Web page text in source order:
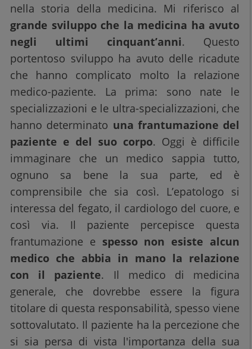
nella storia della medicina. Mi riferisco al
grande sviluppo che la medicina ha avuto
negli ultimi cinquant’anni. Questo
portentoso sviluppo ha avuto delle ricadute
che hanno complicato molto la relazione
medico-paziente. La prima: sono nate le
specializzazioni e le ultra-specializzazioni, che
hanno determinato una frantumazione del
paziente e del suo corpo. Oggi è difficile
immaginare che un medico sappia tutto,
ognuno sa bene la sua parte, ed è
comprensibile che sia così. L’epatologo si
interessa del fegato, il cardiologo del cuore, e
così via. Il paziente percepisce questa
frantumazione e spesso non esiste alcun
medico che abbia in mano la relazione
con il paziente. Il medico di medicina
generale, che dovrebbe essere la figura
titolare di questa responsabilità, spesso viene
sottovalutato. Il paziente ha la percezione che
si sia persa di vista l'importanza della sua